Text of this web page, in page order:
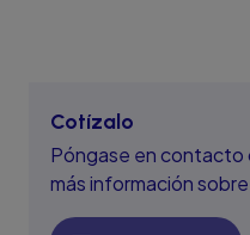
Cotízalo
Póngase en contacto
más información